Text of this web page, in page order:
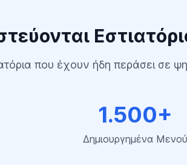
μενού με QR
όρια.
που έχουν ήδη περάσει
1.500+
Δημιουργημένα Μενού